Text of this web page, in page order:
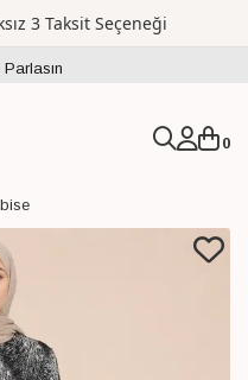
3 Taksit Seçeneği
0